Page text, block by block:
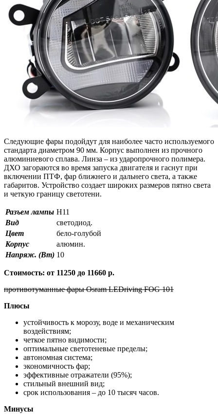
Следующие фары подойдут для наиболее часто используемого
стандарта диаметром 90 мм. Корпус выполнен из прочного
алюминиевого сплава. Линза – из ударопрочного полимера.
ДХО загораются во время запуска двигателя и гаснут при
включении ПТФ, фар ближнего и дальнего света, а также
габаритов. Устройство создает широких размеров пятно света
и четкую границу светотени.
Разъем лампы H11
Вид
светодиод.
Цвет
бело-голубой
Корпус
алюмин.
Напряж. (Вт) 10
Стоимость: от 11250 до 11660 р.
противотуманные фары Osram LEDriving FOG 101
Плюсы
устойчивость к морозу, воде и механическим
воздействиям;
четкое пятно видимости;
оптимальные светотеневые пределы;
автономная система;
экономичность фар;
эффективные отражатели (95%);
стильный внешний вид;
срок использования – до 10 тысяч часов.
Минусы